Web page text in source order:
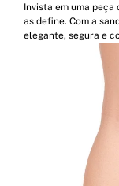
Invista em uma peça
as define. Com a
elegante, segura e